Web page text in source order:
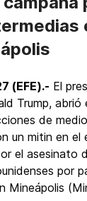
(EFE).- El
Trump, abrió
de
un mitin en el
el asesinato
por
Mineápolis